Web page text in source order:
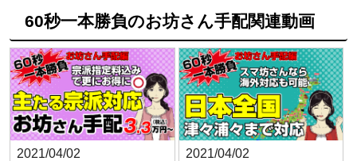
60秒一本勝負のお坊さん手配関連動画
2021/04/02
2021/04/02